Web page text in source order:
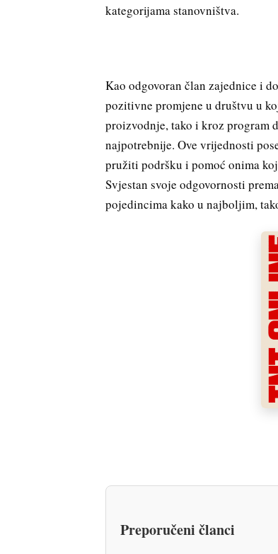
kategorijama stanovništva.
Kao odgovoran član zajednice i
pozitivne promjene u društvu u
proizvodnje, tako i kroz program
najpotrebnije. Ove vrijednosti
pružiti podršku i pomoć onima
Svjestan svoje odgovornosti
pojedincima kako u najboljim,
Preporučeni članci